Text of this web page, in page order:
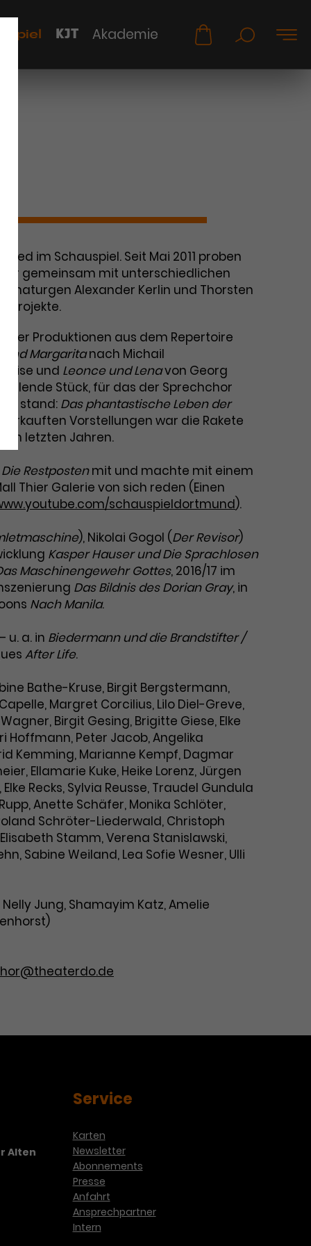
KJT Akademie
im Schauspiel. Seit Mai 2011 proben
gemeinsam mit unterschiedlichen
Alexander Kerlin und Thorsten
Projekte.
vier Produktionen aus dem Repertoire
und Margaritanach Michail
und Leonce und Lenavon Georg
Stück, für das der Sprechchor
stand: Das phantastische Leben der
Vorstellungen war die Rakete
letzten Jahren.
Restpostenmit und machte mit einem
Thier Galerie von sich reden (Einen
schauspieldortmund).
), Nikolai Gogol (Der Revisor)
Kasper Hauser und Die Sprachlosen
Maschinengewehr Gottes, 2016/17 im
Das Bildnis des Dorian Gray, in
Nach Manila.
u. a. in Biedermann und die Brandstifter /
After Life.
Bathe-Kruse, Birgit Bergstermann,
Margret Corcilius, Lilo Diel-Greve,
Birgit Gesing, Brigitte Giese, Elke
Hoffmann, Peter Jacob, Angelika
Kemming, Marianne Kempf, Dagmar
Ellamarie Kuke, Heike Lorenz, Jürgen
Recks, Sylvia Reusse, Traudel Gundula
Anette Schäfer, Monika Schlöter,
Schröter-Liederwald, Christoph
Stamm, Verena Stanislawski,
Sabine Weiland, Lea Sofie Wesner, Ulli
Jung, Shamayim Katz, Amelie
Alten
Service
Karten
Newsletter
Abonnements
Presse
Anfahrt
Ansprechpartner
Intern